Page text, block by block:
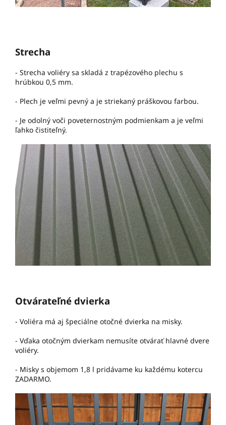
Strecha
- Strecha voliéry sa skladá z trapézového plechu s
hrúbkou 0,5 mm.
- Plech je veľmi pevný a je striekaný práškovou farbou.
- Je odolný voči poveternostným podmienkam a je veľmi
ľahko čistiteľný.
Otvárateľné dvierka
- Voliéra má aj špeciálne otočné dvierka na misky.
- Vďaka otočným dvierkam nemusíte otvárať hlavné dvere
voliéry.
- Misky s objemom 1,8 l pridávame ku každému kotercu
ZADARMO.